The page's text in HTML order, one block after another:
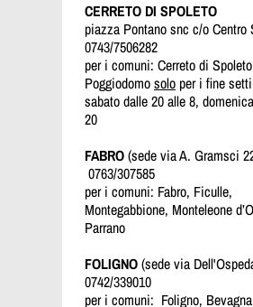
CERRETO DI SPOLETO
piazza Pontano snc c/o Centro
0743/7506282
per i comuni: Cerreto di
Poggiodomosolo per i fine
sabato dalle 20 alle 8,
20
FABRO(sede via A. Gramsci
0763/307585
per i comuni: Fabro, Ficulle,
Montegabbione, Monteleone
Parrano
FOLIGNO(sede via
0742/339010
per i comuni: Foligno,